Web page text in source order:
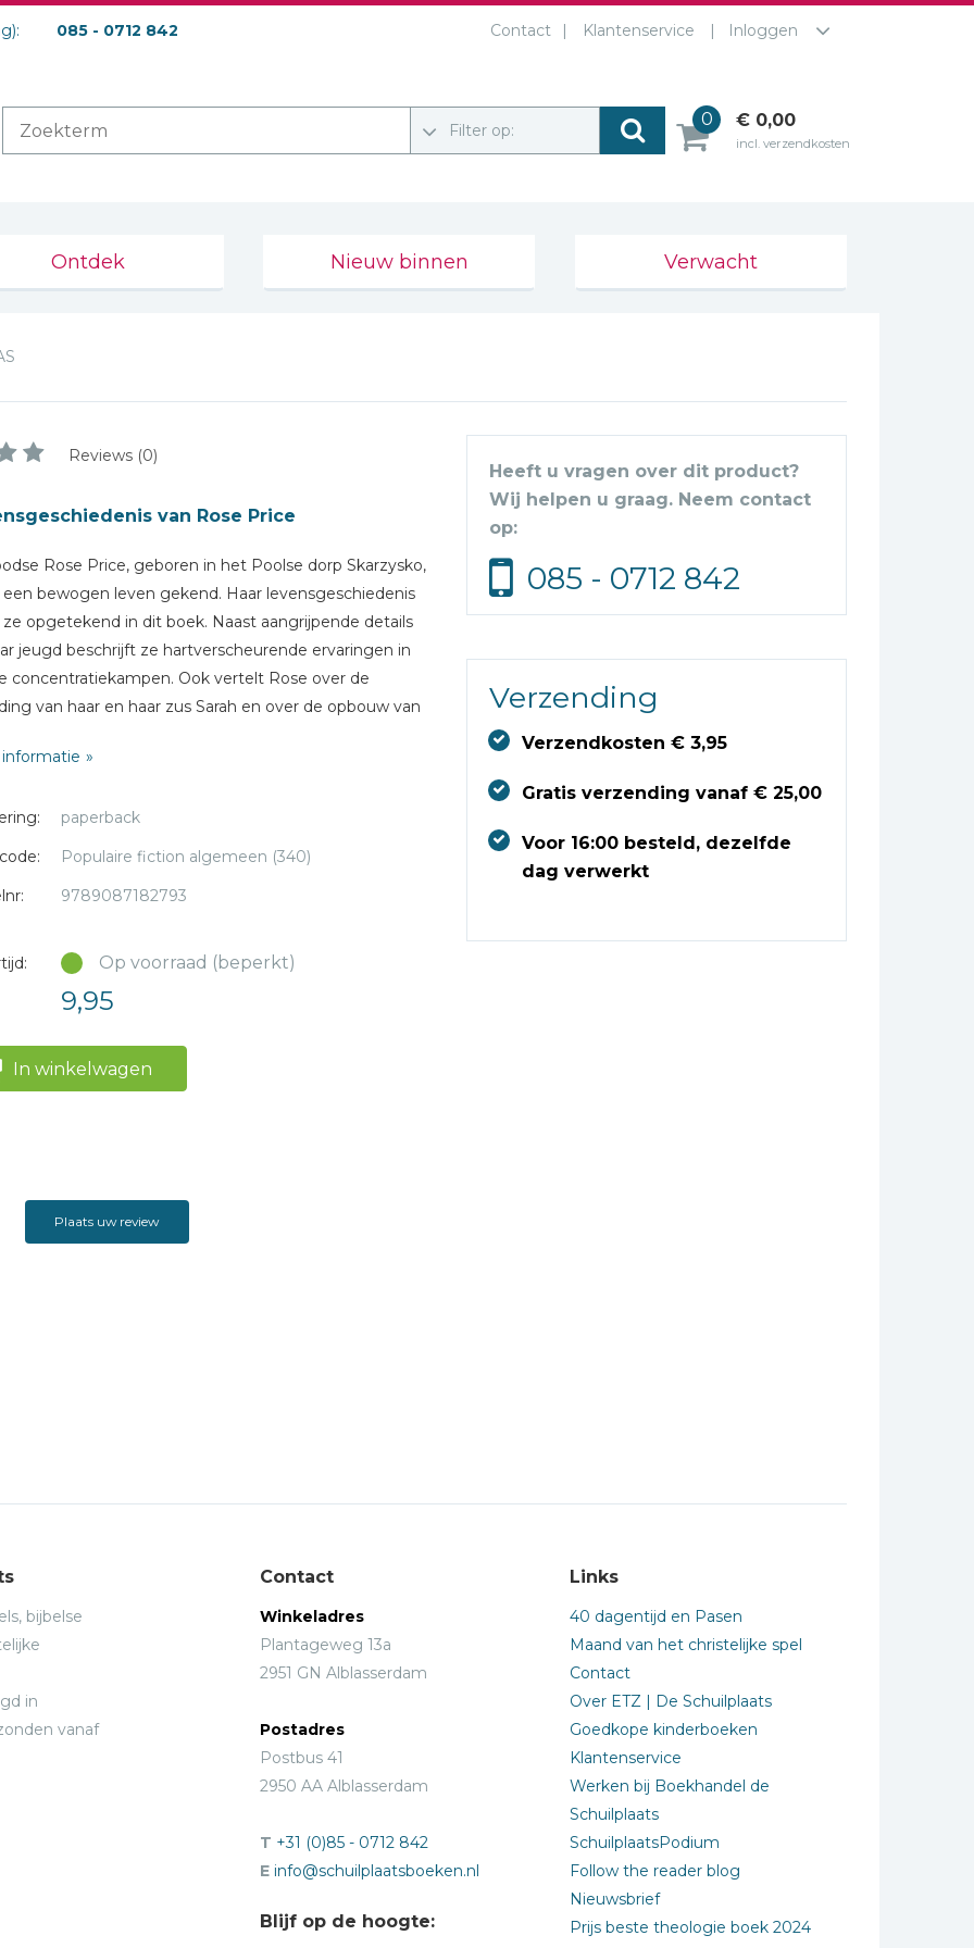
085 - 0712 842 Contact Klantenservice Inloggen
Filter op:
0 € 0,00
incl. verzendkosten
Ontdek Nieuw binnen Verwacht
Reviews (0)
van Rose Price
Rose Price, geboren in het Poolse dorp Skarzysko,
bewogen leven gekend. Haar levensgeschiedenis
opgetekend in dit boek. Naast aangrijpende details
jeugd beschrijft ze hartverscheurende ervaringen in
concentratiekampen. Ook vertelt Rose over de
van haar en haar zus Sarah en over de opbouw van
holocaustoverlevende die in het concentratiekamp
ging geloven en in Duitsland pleitte voor vergeving en
Een aangrijpend en aansprekend
van de Joodse Rose Price
paperback
Populaire fiction algemeen (340)
9789087182793
Op voorraad (beperkt)
9,95
In winkelwagen
Heeft u vragen over dit product?
Wij helpen u graag. Neem contact
op:
085 - 0712 842
Verzending
Verzendkosten € 3,95
Gratis verzending vanaf € 25,00
Voor 16:00 besteld, dezelfde
dag verwerkt
Plaats uw review
bijbelse
in
vanaf
Contact
Winkeladres
Plantageweg 13a
2951 GN Alblasserdam
Postadres
Postbus 41
2950 AA Alblasserdam
T +31 (0)85 - 0712 842
E info@schuilplaatsboeken.nl
Blijf op de hoogte:
Links
40 dagentijd en Pasen
Maand van het christelijke spel
Contact
Over ETZ | De Schuilplaats
Goedkope kinderboeken
Klantenservice
Werken bij Boekhandel de
Schuilplaats
SchuilplaatsPodium
Follow the reader blog
Nieuwsbrief
Prijs beste theologie boek 2024